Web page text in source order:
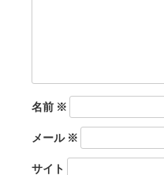
名前 ※
メール※
サイト